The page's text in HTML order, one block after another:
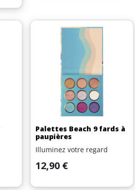
Palettes Beach 9 fards à
paupières
Illuminez votre regard
Prix
12,90 €